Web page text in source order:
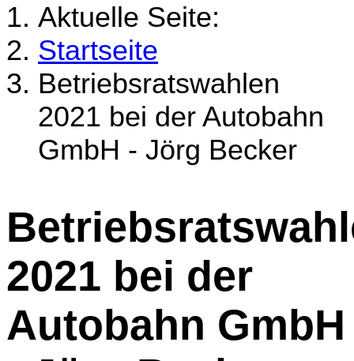
Aktuelle Seite:
Startseite
Betriebsratswahlen
2021 bei der Autobahn
GmbH - Jörg Becker
2021 bei der
Autobahn GmbH